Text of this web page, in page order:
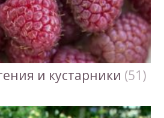
и кустарники (51)